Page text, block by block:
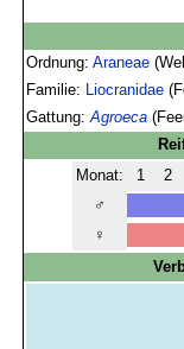
Ordnung:Araneae
Familie:
Liocranidae
Gattung:Agroeca
Monat:
1 2
♂
♀